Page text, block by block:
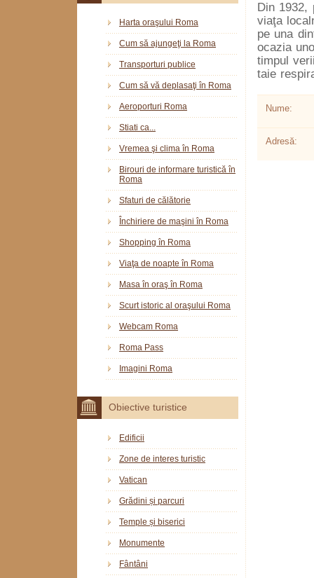
Din
viaţa
pe una
ocazia
timpul
taie
Nume:
Adresă:
Harta oraşului Roma
Cum să ajungeţi la Roma
Transporturi publice
Cum să vă deplasaţi în Roma
Aeroporturi Roma
Stiati ca...
Vremea şi clima în Roma
Birouri de informare turistică în
Roma
Sfaturi de călătorie
Închiriere de maşini în Roma
Shopping în Roma
Viaţa de noapte în Roma
Masa în oraş în Roma
Scurt istoric al oraşului Roma
Webcam Roma
Roma Pass
Imagini Roma
Obiective turistice
Edificii
Zone de interes turistic
Vatican
Grădini și parcuri
Temple și biserici
Monumente
Fântâni